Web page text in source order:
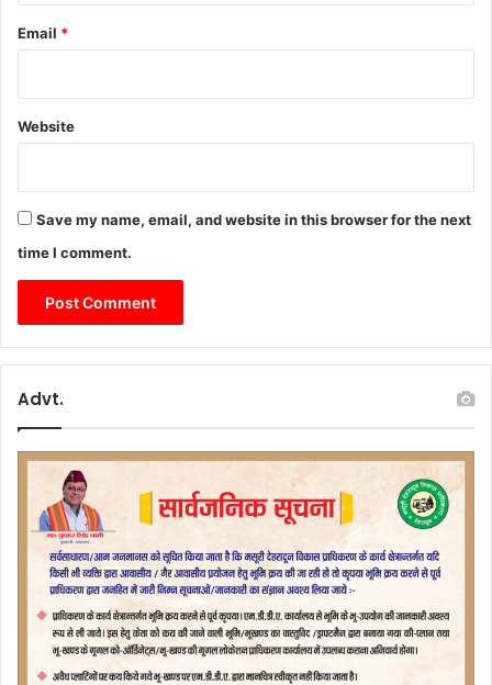
Email *
Website
Save my name, email, and website in this browser for the next
time I comment.
Advt.